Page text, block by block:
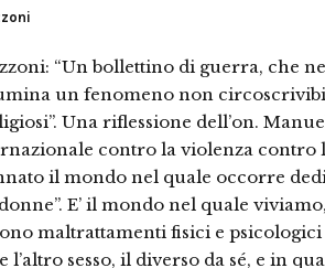
“Un bollettino di guerra, che
un fenomeno non
Una riflessione dell’on.
contro la violenza contro
il mondo nel quale occorre
E’ il mondo nel quale
maltrattamenti fisici e
l’altro sesso, il diverso da sé, e in